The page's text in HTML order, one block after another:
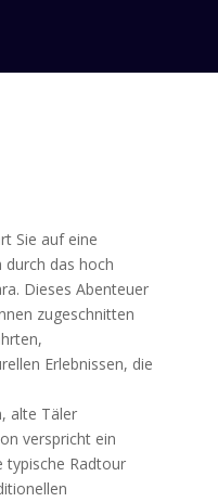
Sie auf eine
das hoch
Dieses Abenteuer
zugeschnitten
Erlebnissen, die
alte Täler
verspricht ein
typische Radtour